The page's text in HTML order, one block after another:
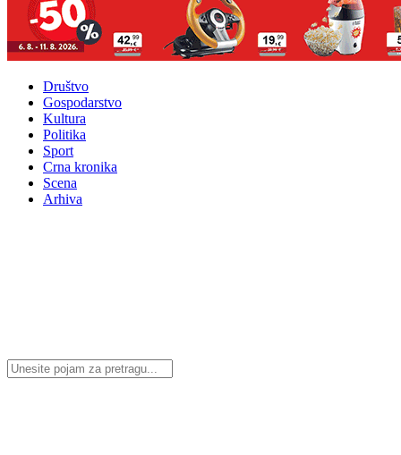
Društvo
Gospodarstvo
Kultura
Politika
Sport
Crna kronika
Scena
Arhiva